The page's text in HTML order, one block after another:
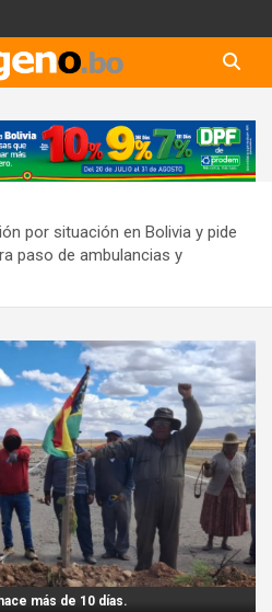
por situación en Bolivia y pide
paso de ambulancias y
más de 10 días.